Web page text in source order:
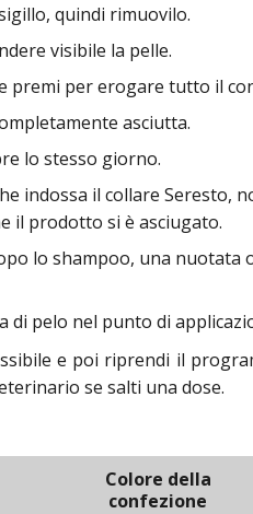
quindi rimuovilo.
visibile la pelle.
premi per erogare tutto il
asciutta.
lo stesso giorno.
indossa il collare
il prodotto si è asciugato.
lo shampoo, una
di pelo nel punto di
e poi riprendi il
se salti una dose.
Colore della
confezione